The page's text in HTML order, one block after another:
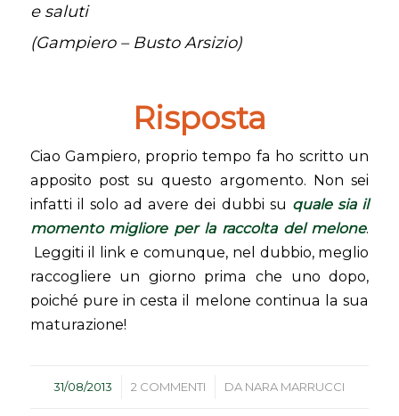
e saluti
(Gampiero – Busto Arsizio)
Risposta
Ciao Gampiero, proprio tempo fa ho scritto un
apposito post su questo argomento. Non sei
infatti il solo ad avere dei dubbi su quale sia il
momento migliore per la raccolta del melone.
Leggiti il link e comunque, nel dubbio, meglio
raccogliere un giorno prima che uno dopo,
poiché pure in cesta il melone continua la sua
maturazione!
31/08/2013
/ 2 COMMENTI
/ DA NARA MARRUCCI